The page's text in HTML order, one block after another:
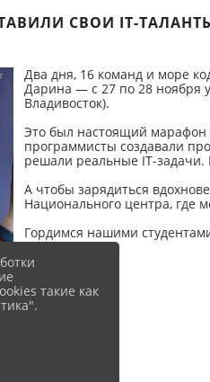
СВОИ IT-
Два дня, 16 команд и море
Дарина — с 27 по 28 ноября
Владивосток).
Это был настоящий марафон
программисты создавали
решали реальные IT-задачи.
А чтобы зарядиться
Национального центра, где
Гордимся нашими
такие как